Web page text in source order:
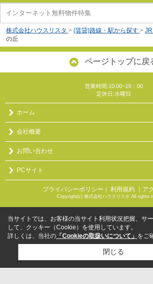
インターネット無料物件特集
株式会社ハウスリスタ > (賃貸)路線・駅から探す >
の丘
ページトップに戻
営業時間:10:00~19：00
定休日:水曜日
ホーム
会社概要
お問い合わせ
PCサイト
プライバシーポリシー 利用規約 ｜ア
Copyright(c) 株式会社ハウスリスタ All rights
当サイトでは、お客様の当サイト利用状況把握、サ
して、クッキー（Cookie）を使用しています。
詳しくは、当社の 「Cookieの取扱いについて」 をご
閉じる